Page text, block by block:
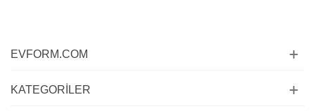
EVFORM.COM
KATEGORILER